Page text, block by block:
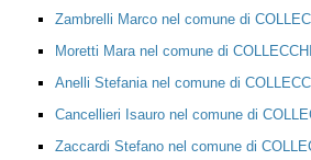
Zambrelli Marco nel comune di
Moretti Mara nel comune di
Anelli Stefania nel comune di
Cancellieri Isauro nel comune di
Zaccardi Stefano nel comune di